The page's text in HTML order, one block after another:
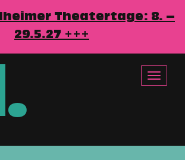
Theatertage: 8. –
29.5.27 +++
.
Toggle